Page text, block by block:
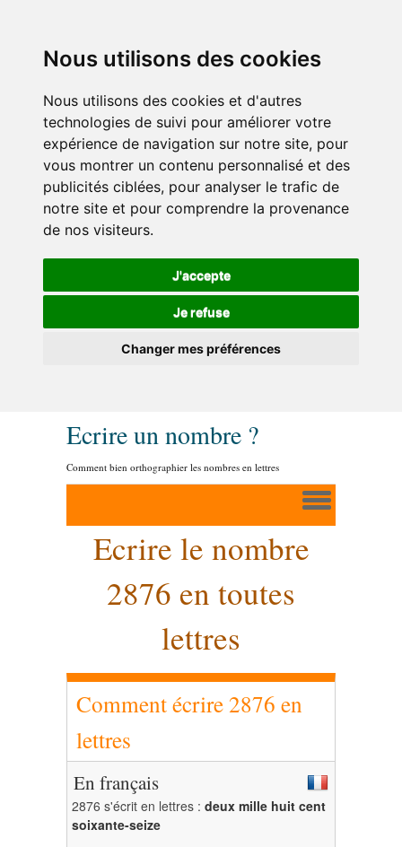
Nous utilisons des cookies
Nous utilisons des cookies et d'autres
technologies de suivi pour améliorer votre
expérience de navigation sur notre site, pour
vous montrer un contenu personnalisé et des
publicités ciblées, pour analyser le trafic de
notre site et pour comprendre la provenance
de nos visiteurs.
J'accepte
Je refuse
Changer mes préférences
Ecrire un nombre ?
Comment bien orthographier les nombres en lettres
Ecrire le nombre
2876 en toutes
lettres
Comment écrire 2876 en
lettres
En français
2876 s'écrit en lettres : deux mille huit cent
soixante-seize